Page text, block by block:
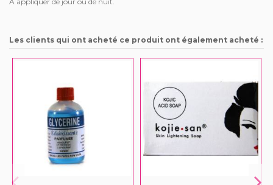
Les clients qui ont acheté ce produit ont également acheté :